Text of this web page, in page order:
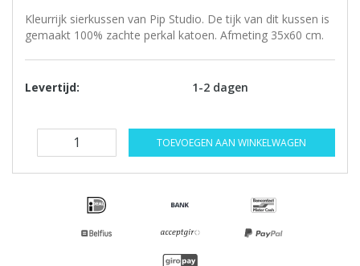
Kleurrijk sierkussen van Pip Studio. De tijk van dit kussen is
gemaakt 100% zachte perkal katoen. Afmeting 35x60 cm.
Levertijd: 1-2 dagen
TOEVOEGEN AAN WINKELWAGEN